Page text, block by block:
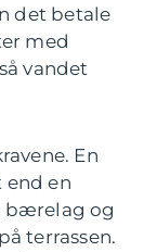
det betale
med
vandet
En
en
bærelag og
terrassen.